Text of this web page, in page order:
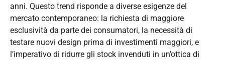
anni. Questo trend risponde a diverse esigenze del
mercato contemporaneo: la richiesta di maggiore
esclusività da parte dei consumatori, la necessità di
testare nuovi design prima di investimenti maggiori, e
l’imperativo di ridurre gli stock invenduti in un’ottica di